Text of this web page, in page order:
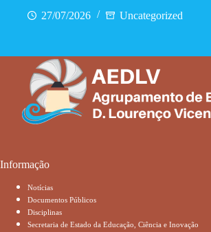
27/07/2026
Uncategorized
Informação
Notícias
Documentos Públicos
Disciplinas
Secretaria de Estado da Educação, Ciência e Inovação